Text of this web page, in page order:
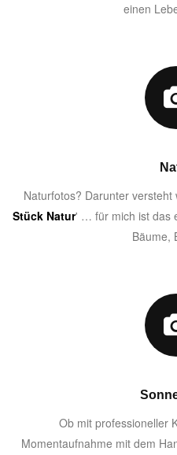
einen
Naturfotos? Darunter
Stück Natur' … für mich ist das
Bäume,
Ob mit professioneller
Momentaufnahme mit dem